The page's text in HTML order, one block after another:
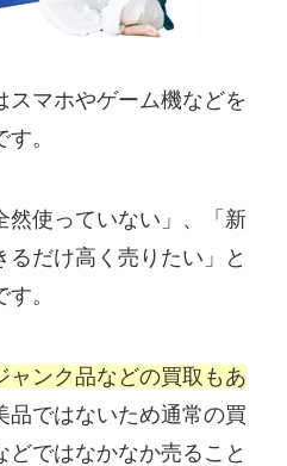
スマホやゲーム機などを
。
然使っていない」、「新
るだけ高く売りたい」と
。
ャンク品などの買取もあ
品ではないため通常の買
ではなかなか売ること